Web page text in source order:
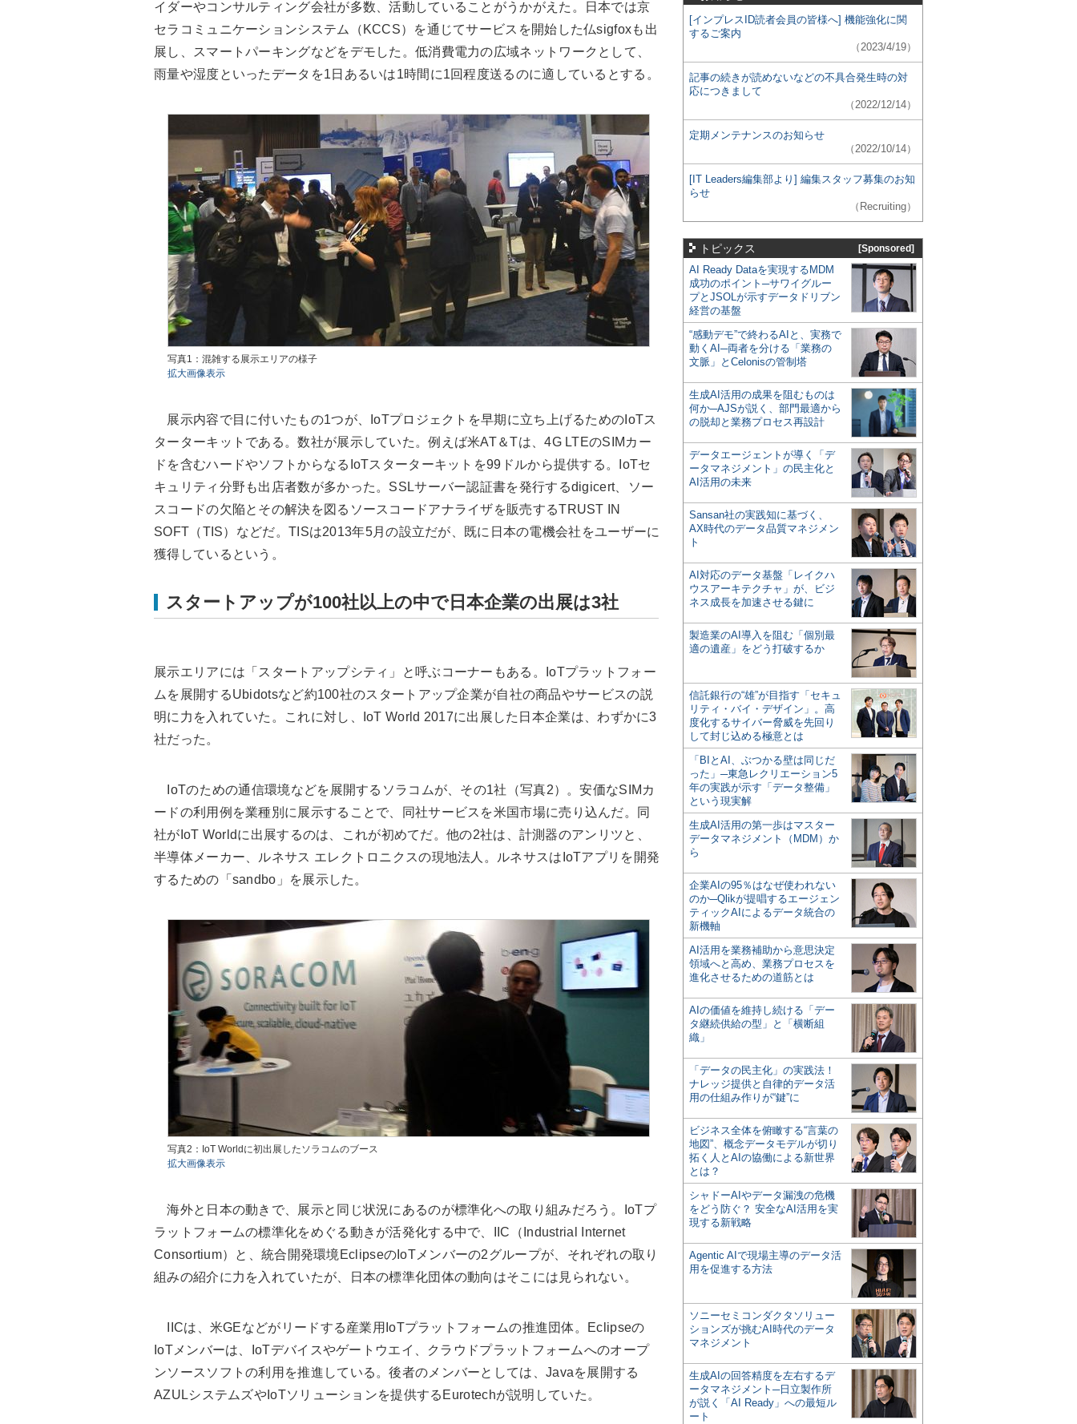
イダーやコンサルティング会社が多数、活動していることがうかがえた。日本では京
セラコミュニケーションシステム（KCCS）を通じてサービスを開始した仏sigfoxも出
展し、スマートパーキングなどをデモした。低消費電力の広域ネットワークとして、
雨量や湿度といったデータを1日あるいは1時間に1回程度送るのに適しているとする。
写真1：混雑する展示エリアの様子
拡大画像表示
展示内容で目に付いたもの1つが、IoTプロジェクトを早期に立ち上げるためのIoTス
ターターキットである。数社が展示していた。例えば米AT＆Tは、4G LTEのSIMカー
ドを含むハードやソフトからなるIoTスターターキットを99ドルから提供する。IoTセ
キュリティ分野も出店者数が多かった。SSLサーバー認証書を発行するdigicert、ソー
スコードの欠陥とその解決を図るソースコードアナライザを販売するTRUST IN
SOFT（TIS）などだ。TISは2013年5月の設立だが、既に日本の電機会社をユーザーに
獲得しているという。
スタートアップが100社以上の中で日本企業の出展は3社
展示エリアには「スタートアップシティ」と呼ぶコーナーもある。IoTプラットフォー
ムを展開するUbidotsなど約100社のスタートアップ企業が自社の商品やサービスの説
明に力を入れていた。これに対し、IoT World 2017に出展した日本企業は、わずかに3
社だった。
IoTのための通信環境などを展開するソラコムが、その1社（写真2）。安価なSIMカ
ードの利用例を業種別に展示することで、同社サービスを米国市場に売り込んだ。同
社がIoT Worldに出展するのは、これが初めてだ。他の2社は、計測器のアンリツと、
半導体メーカー、ルネサス エレクトロニクスの現地法人。ルネサスはIoTアプリを開発
するための「sandbo」を展示した。
写真2：IoT Worldに初出展したソラコムのブース
拡大画像表示
海外と日本の動きで、展示と同じ状況にあるのが標準化への取り組みだろう。IoTプ
ラットフォームの標準化をめぐる動きが活発化する中で、IIC（Industrial Internet
Consortium）と、統合開発環境EclipseのIoTメンバーの2グループが、それぞれの取り
組みの紹介に力を入れていたが、日本の標準化団体の動向はそこには見られない。
IICは、米GEなどがリードする産業用IoTプラットフォームの推進団体。Eclipseの
IoTメンバーは、IoTデバイスやゲートウエイ、クラウドプラットフォームへのオープ
ンソースソフトの利用を推進している。後者のメンバーとしては、Javaを展開する
AZULシステムズやIoTソリューションを提供するEurotechが説明していた。
[インプレスID読者会員の皆様へ] 機能強化に関
するご案内
（2023/4/19）
記事の続きが読めないなどの不具合発生時の対
応につきまして
（2022/12/14）
定期メンテナンスのお知らせ
（2022/10/14）
[IT Leaders編集部より] 編集スタッフ募集のお知
らせ
（Recruiting）
トピックス [Sponsored]
AI Ready Dataを実現するMDM
成功のポイント─サワイグルー
プとJSOLが示すデータドリブン
経営の基盤
“感動デモ”で終わるAIと、実務で
動くAI─両者を分ける「業務の
文脈」とCelonisの管制塔
生成AI活用の成果を阻むものは
何か─AJSが説く、部門最適から
の脱却と業務プロセス再設計
データエージェントが導く「デ
ータマネジメント」の民主化と
AI活用の未来
Sansan社の実践知に基づく、
AX時代のデータ品質マネジメン
ト
AI対応のデータ基盤「レイクハ
ウスアーキテクチャ」が、ビジ
ネス成長を加速させる鍵に
製造業のAI導入を阻む「個別最
適の遺産」をどう打破するか
信託銀行の“雄”が目指す「セキュ
リティ・バイ・デザイン」。高
度化するサイバー脅威を先回り
して封じ込める極意とは
「BIとAI、ぶつかる壁は同じだ
った」─東急レクリエーション5
年の実践が示す「データ整備」
という現実解
生成AI活用の第一歩はマスター
データマネジメント（MDM）か
ら
企業AIの95％はなぜ使われない
のか─Qlikが提唱するエージェン
ティックAIによるデータ統合の
新機軸
AI活用を業務補助から意思決定
領域へと高め、業務プロセスを
進化させるための道筋とは
AIの価値を維持し続ける「デー
タ継続供給の型」と「横断組
織」
「データの民主化」の実践法！
ナレッジ提供と自律的データ活
用の仕組み作りが“鍵”に
ビジネス全体を俯瞰する“言葉の
地図”、概念データモデルが切り
拓く人とAIの協働による新世界
とは？
シャドーAIやデータ漏洩の危機
をどう防ぐ？ 安全なAI活用を実
現する新戦略
Agentic AIで現場主導のデータ活
用を促進する方法
ソニーセミコンダクタソリュー
ションズが挑むAI時代のデータ
マネジメント
生成AIの回答精度を左右するデ
ータマネジメント─日立製作所
が説く「AI Ready」への最短ル
ート